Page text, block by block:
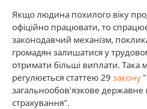
Якщо людина похилого віку
офіційно працювати, то
законодавчий механізм,
громадян залишатися у
отримати більші виплати. Така
регулюється статтею 29 закону
загальнообов'язкове державне
страхування".